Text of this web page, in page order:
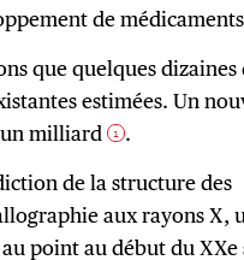
de
que quelques dizaines
estimées. Un
milliard 1 .
de la structure des
aux rayons X,
point au début du XXe